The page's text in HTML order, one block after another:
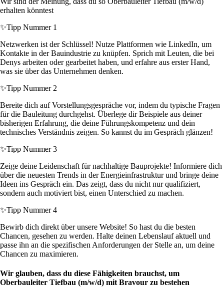
erhalten könntest
✨Tipp Nummer 1
Netzwerken ist der Schlüssel! Nutze Plattformen wie LinkedIn, um
Kontakte in der Bauindustrie zu knüpfen. Sprich mit Leuten, die bei
Denys arbeiten oder gearbeitet haben, und erfahre aus erster Hand,
was sie über das Unternehmen denken.
✨Tipp Nummer 2
Bereite dich auf Vorstellungsgespräche vor, indem du typische Fragen
für die Bauleitung durchgehst. Überlege dir Beispiele aus deiner
bisherigen Erfahrung, die deine Führungskompetenz und dein
technisches Verständnis zeigen. So kannst du im Gespräch glänzen!
✨Tipp Nummer 3
Zeige deine Leidenschaft für nachhaltige Bauprojekte! Informiere dich
über die neuesten Trends in der Energieinfrastruktur und bringe deine
Ideen ins Gespräch ein. Das zeigt, dass du nicht nur qualifiziert,
sondern auch motiviert bist, einen Unterschied zu machen.
✨Tipp Nummer 4
Bewirb dich direkt über unsere Website! So hast du die besten
Chancen, gesehen zu werden. Halte deinen Lebenslauf aktuell und
passe ihn an die spezifischen Anforderungen der Stelle an, um deine
Chancen zu maximieren.
Wir glauben, dass du diese Fähigkeiten brauchst, um
Oberbauleiter Tiefbau (m/w/d) mit Bravour zu bestehen